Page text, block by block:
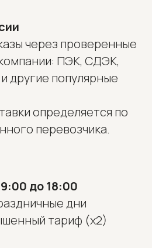
через проверенные
ПЭК, СДЭК,
другие популярные
определяется по
перевозчика.
9:00 до 18:00
дни
тариф (х2)